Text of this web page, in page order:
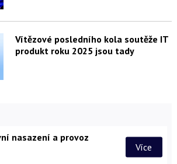
Vítězové posledního kola soutěže IT
produkt roku 2025 jsou tady
nasazení a provoz
Více